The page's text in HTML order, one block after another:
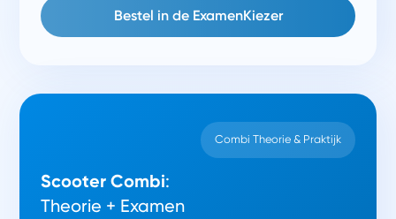
Bestel in de ExamenKiezer
Combi Theorie & Praktijk
Scooter Combi:
Theorie + Examen